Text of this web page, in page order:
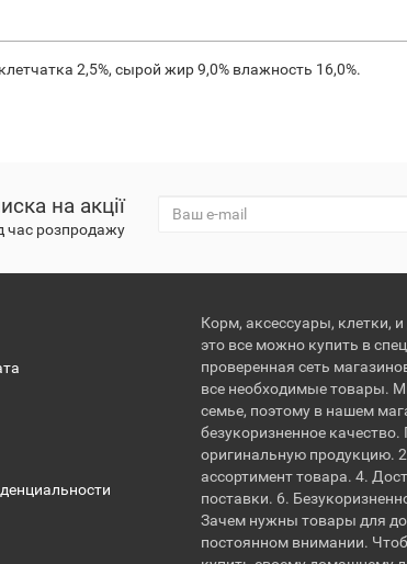
2,5%, сырой жир 9,0% влажность 16,0%.
на акції
час розпродажу
Корм, аксессуары, клетки,
это все можно купить в
проверенная сеть
все необходимые товары.
семье, поэтому в нашем
безукоризненное
оригинальную продукцию.
ассортимент товара. 4.
поставки. 6.
Зачем нужны товары для
постоянном внимании.